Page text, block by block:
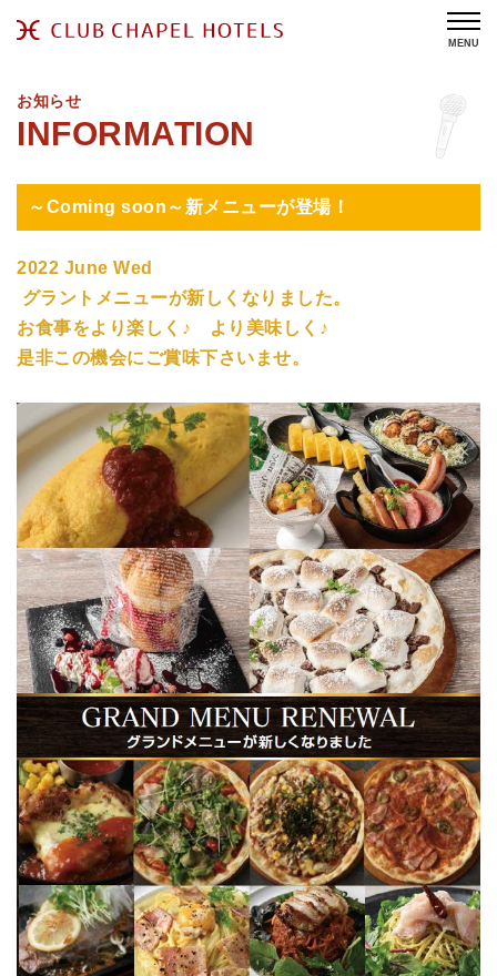
MENU
お知らせ
～Coming soon～新メニューが登場！
2022 June Wed
グラントメニューが新しくなりました。
お食事をより楽しく♪ より美味しく♪
是非この機会にご賞味下さいませ。